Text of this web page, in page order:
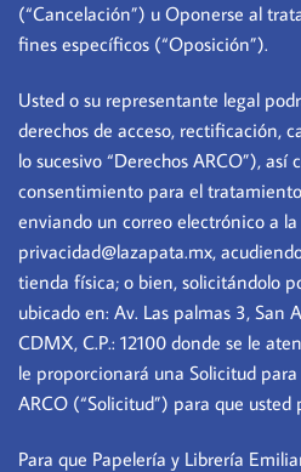
(“Cancelación”) u Oponerse al
fines específicos (“Oposición”).
Usted o su representante legal
derechos de acceso, rectificación,
lo sucesivo “Derechos ARCO”), así
consentimiento para el
enviando un correo electrónico a
privacidad@lazapata.mx,
tienda física; o bien, solicitándolo
ubicado en: Av. Las palmas 3,
CDMX, C.P.: 12100 donde se le
le proporcionará una Solicitud
ARCO (“Solicitud”) para que usted
Para que Papelería y Librería